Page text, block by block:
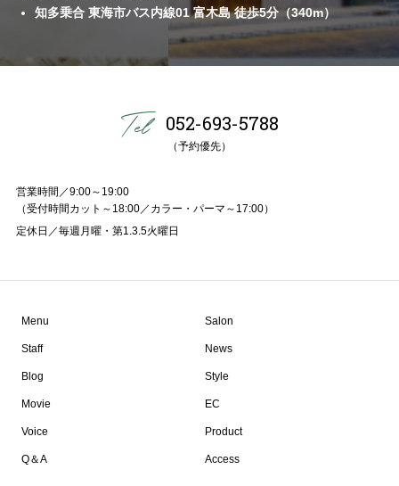
知多乗合 東海市バス内線01 富木島 徒歩5分（340m）
052-693-5788
（予約優先）
営業時間／9:00～19:00
（受付時間カット～18:00／カラー・パーマ～17:00）
定休日／毎週月曜・第1.3.5火曜日
Menu Salon
Staff News
Blog Style
Movie EC
Voice Product
Q＆A Access